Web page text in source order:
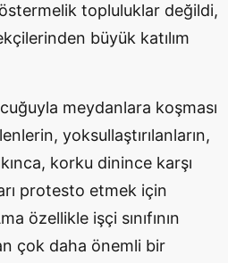
topluluklar değildi,
büyük katılım
meydanlara koşması
yoksullaştırılanların,
korku dinince karşı
protesto etmek için
özellikle işçi sınıfının
çok daha önemli bir